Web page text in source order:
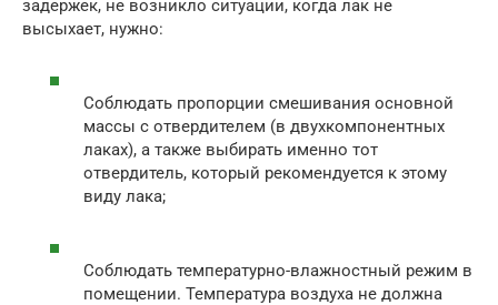
задержек, не возникло ситуации, когда лак не
высыхает, нужно:
Соблюдать пропорции смешивания основной
массы с отвердителем (в двухкомпонентных
лаках), а также выбирать именно тот
отвердитель, который рекомендуется к этому
виду лака;
Соблюдать температурно-влажностный режим в
помещении. Температура воздуха не должна